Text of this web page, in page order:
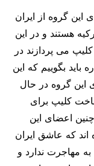
این گروه از ایران
هستند و در این
می پردازند در
بگوییم که این
این گروه در حال
کلیپ برای
اعضای این
که عاشق ایران
مهاجرت ندارد و